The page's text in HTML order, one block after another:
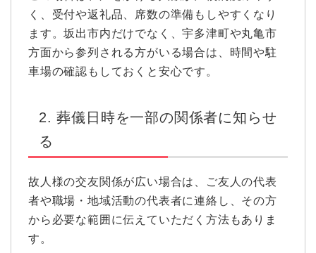
く、受付や返礼品、席数の準備もしやすくなり
ます。坂出市内だけでなく、宇多津町や丸亀市
方面から参列される方がいる場合は、時間や駐
車場の確認もしておくと安心です。
2. 葬儀日時を一部の関係者に知らせ
る
故人様の交友関係が広い場合は、ご友人の代表
者や職場・地域活動の代表者に連絡し、その方
から必要な範囲に伝えていただく方法もありま
す。